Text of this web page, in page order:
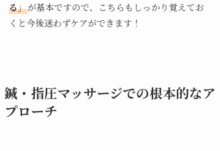
る」が基本ですので、こちらもしっかり覚えてお
くと今後迷わずケアができます！
鍼・指圧マッサージでの根本的なア
プローチ